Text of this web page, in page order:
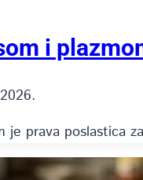
i
je prava poslastica